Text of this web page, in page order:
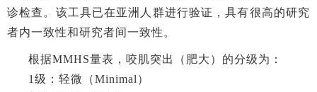
诊检查。该工具已在亚洲人群进行验证，具有很高的研究
者内一致性和研究者间一致性。
根据MMHS量表，咬肌突出（肥大）的分级为：
1级：轻微（Minimal）